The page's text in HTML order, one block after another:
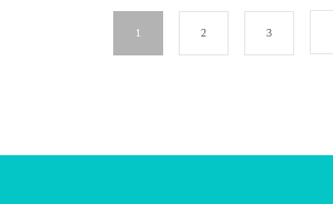
1 2 3